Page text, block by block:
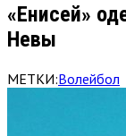
«Енисей»
Невы
МЕТКИ:Волейбол